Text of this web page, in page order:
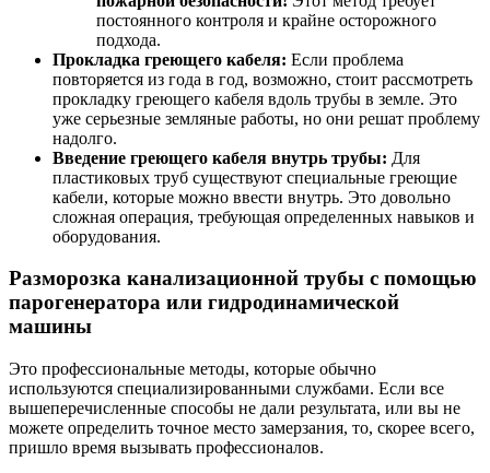
постоянного контроля и крайне осторожного
подхода.
Прокладка греющего кабеля: Если проблема
повторяется из года в год, возможно, стоит рассмотреть
прокладку греющего кабеля вдоль трубы в земле. Это
уже серьезные земляные работы, но они решат проблему
надолго.
Введение греющего кабеля внутрь трубы: Для
пластиковых труб существуют специальные греющие
кабели, которые можно ввести внутрь. Это довольно
сложная операция, требующая определенных навыков и
оборудования.
Разморозка канализационной трубы с помощью
парогенератора или гидродинамической
машины
Это профессиональные методы, которые обычно
используются специализированными службами. Если все
вышеперечисленные способы не дали результата, или вы не
можете определить точное место замерзания, то, скорее всего,
пришло время вызывать профессионалов.